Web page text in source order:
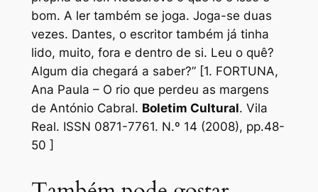
bom. A ler também se joga. Joga-se duas
vezes. Dantes, o escritor também já tinha
lido, muito, fora e dentro de si. Leu o quê?
Algum dia chegará a saber?” [1. FORTUNA,
Ana Paula – O rio que perdeu as margens
de António Cabral. Boletim Cultural. Vila
Real. ISSN 0871-7761. N.º 14 (2008), pp.48-
50 ]